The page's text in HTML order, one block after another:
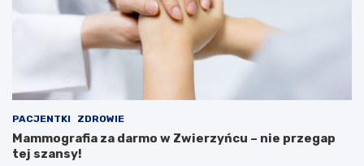
PACJENTKI ZDROWIE
Mammografia za darmo w Zwierzyńcu – nie przegap
tej szansy!